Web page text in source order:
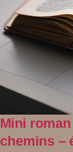
Mini
chemins –